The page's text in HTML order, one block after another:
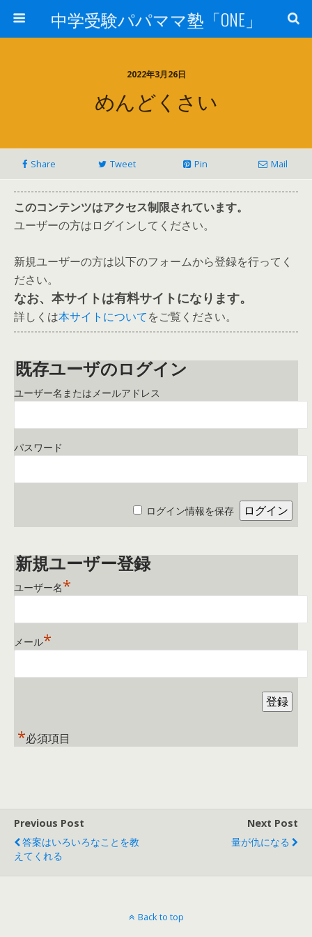
中学受験パパママ塾「ONE」
2022年3月26日
めんどくさい
Share Tweet Pin Mail
このコンテンツはアクセス制限されています。
ユーザーの方はログインしてください。
新規ユーザーの方は以下のフォームから登録を行ってく
ださい。
なお、本サイトは有料サイトになります。
詳しくは本サイトについてをご覧ください。
既存ユーザのログイン
ユーザー名またはメールアドレス
パスワード
ログイン情報を保存
新規ユーザー登録
ユーザー名*
メール*
*必須項目
Previous Post
答案はいろいろなことを教
えてくれる
Next Post
量が仇になる
Back to top